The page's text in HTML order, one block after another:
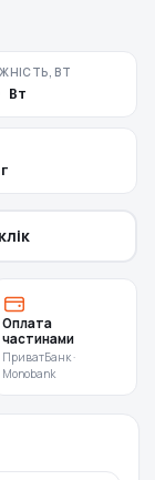
ВТ
Вт
Оплата
частинами
ПриватБанк ·
Monobank